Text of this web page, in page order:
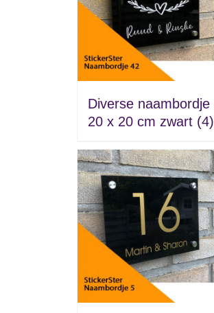
Diverse naambordje
20 x 20 cm zwart (4)